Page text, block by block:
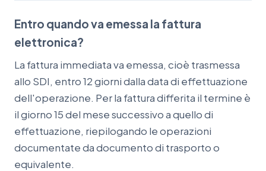
Entro quando va emessa la fattura
elettronica?
La fattura immediata va emessa, cioè trasmessa
allo SDI, entro 12 giorni dalla data di effettuazione
dell'operazione. Per la fattura differita il termine è
il giorno 15 del mese successivo a quello di
effettuazione, riepilogando le operazioni
documentate da documento di trasporto o
equivalente.